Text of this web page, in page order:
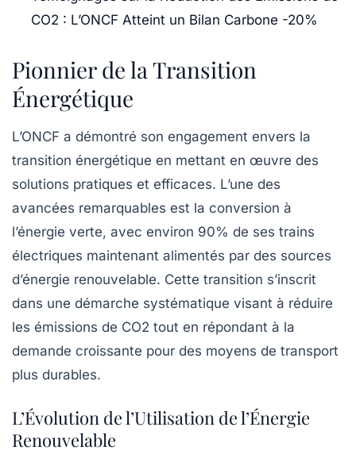
CO2 : L’ONCF Atteint un Bilan Carbone -20%
Pionnier de la Transition
Énergétique
L’ONCF a démontré son engagement envers la
transition énergétique en mettant en œuvre des
solutions pratiques et efficaces. L’une des
avancées remarquables est la conversion à
l’énergie verte, avec environ 90% de ses trains
électriques maintenant alimentés par des sources
d’énergie renouvelable. Cette transition s’inscrit
dans une démarche systématique visant à réduire
les émissions de CO2 tout en répondant à la
demande croissante pour des moyens de transport
plus durables.
L’Évolution de l’Utilisation de l’Énergie
Renouvelable